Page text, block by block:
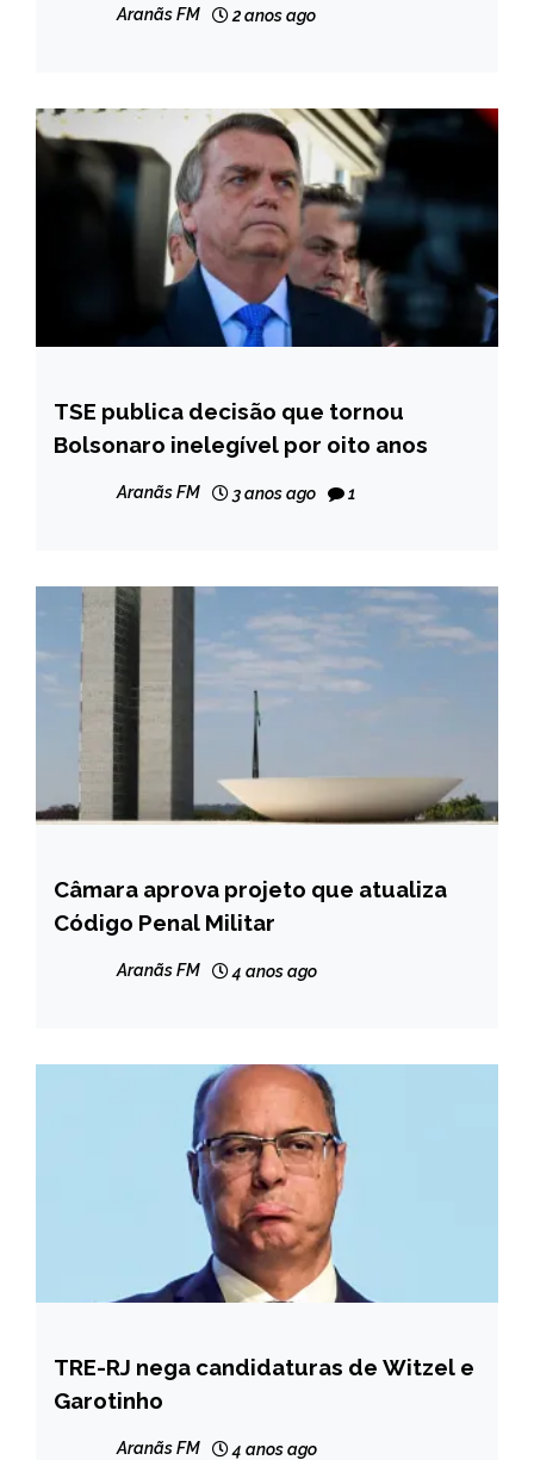
Aranãs FM 2 anos ago
BRASIL
NOTÍCIAS
TSE publica decisão que tornou
Bolsonaro inelegível por oito anos
Aranãs FM 3 anos ago 1
BRASIL
NOTÍCIAS
Câmara aprova projeto que atualiza
Código Penal Militar
Aranãs FM 4 anos ago
BRASIL
NOTÍCIAS
TRE-RJ nega candidaturas de Witzel e
Garotinho
Aranãs FM 4 anos ago